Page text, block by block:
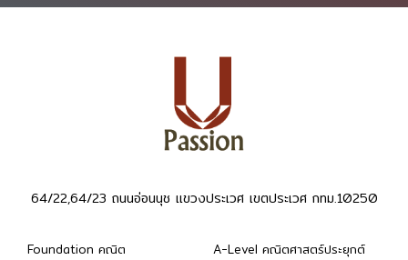
64/22,64/23 ถนนอ่อนนุช แขวงประเวศ เขตประเวศ กทม.10250
Foundation คณิต
A-Level คณิตศาสตร์ประยุกต์